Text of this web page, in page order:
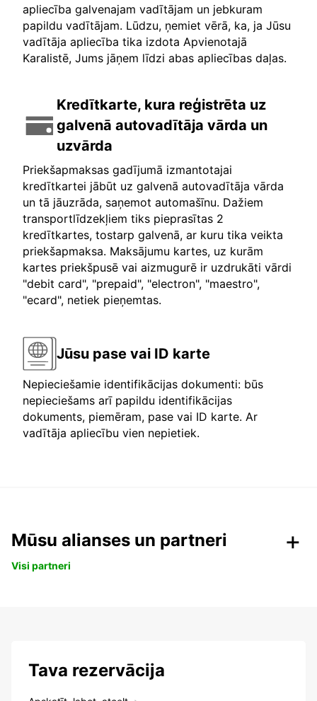
apliecība galvenajam vadītājam un jebkuram
papildu vadītājam. Lūdzu, ņemiet vērā, ka, ja Jūsu
vadītāja apliecība tika izdota Apvienotajā
Karalistē, Jums jāņem līdzi abas apliecības daļas.
Kredītkarte, kura reģistrēta uz
galvenā autovadītāja vārda un
uzvārda
Priekšapmaksas gadījumā izmantotajai
kredītkartei jābūt uz galvenā autovadītāja vārda
un tā jāuzrāda, saņemot automašīnu. Dažiem
transportlīdzekļiem tiks pieprasītas 2
kredītkartes, tostarp galvenā, ar kuru tika veikta
priekšapmaksa. Maksājumu kartes, uz kurām
kartes priekšpusē vai aizmugurē ir uzdrukāti vārdi
"debit card", "prepaid", "electron", "maestro",
"ecard", netiek pieņemtas.
Jūsu pase vai ID karte
Nepieciešamie identifikācijas dokumenti: būs
nepieciešams arī papildu identifikācijas
dokuments, piemēram, pase vai ID karte. Ar
vadītāja apliecību vien nepietiek.
Mūsu alianses un partneri
Visi partneri
Tava rezervācija